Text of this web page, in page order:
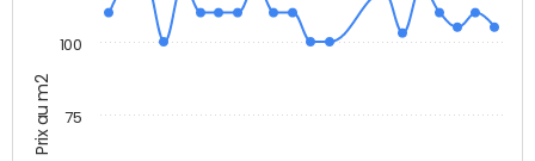
Prix au m2 75
100